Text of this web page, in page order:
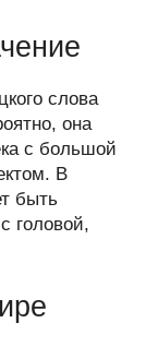
слова
она
с большой
В
быть
головой,